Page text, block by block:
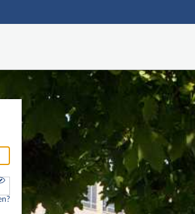
Hauptnavigation
Fußzeile